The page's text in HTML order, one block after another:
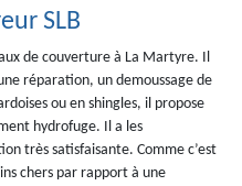
SLB
de couverture à La Martyre. Il
réparation, un demoussage de
ou en shingles, il propose
hydrofuge. Il a les
très satisfaisante. Comme c’est
chers par rapport à une